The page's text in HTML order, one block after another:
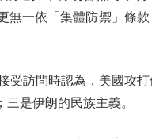
無一依「集體防禦」條
受訪問時認為，美國攻
是伊朗的民族主義。